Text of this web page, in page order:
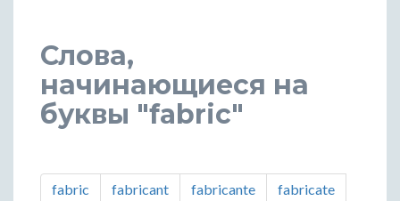
Слова,
начинающиеся на
буквы "fabric"
fabric fabricant fabricante
fabricate